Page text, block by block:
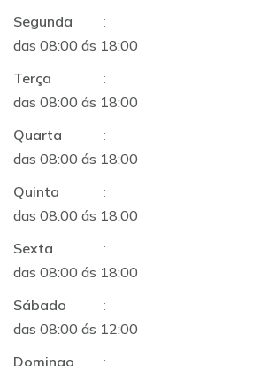
Segunda
:
das 08:00 ás 18:00
Terça
:
das 08:00 ás 18:00
Quarta
:
das 08:00 ás 18:00
Quinta
:
das 08:00 ás 18:00
Sexta
:
das 08:00 ás 18:00
Sábado
:
das 08:00 ás 12:00
Domingo
: